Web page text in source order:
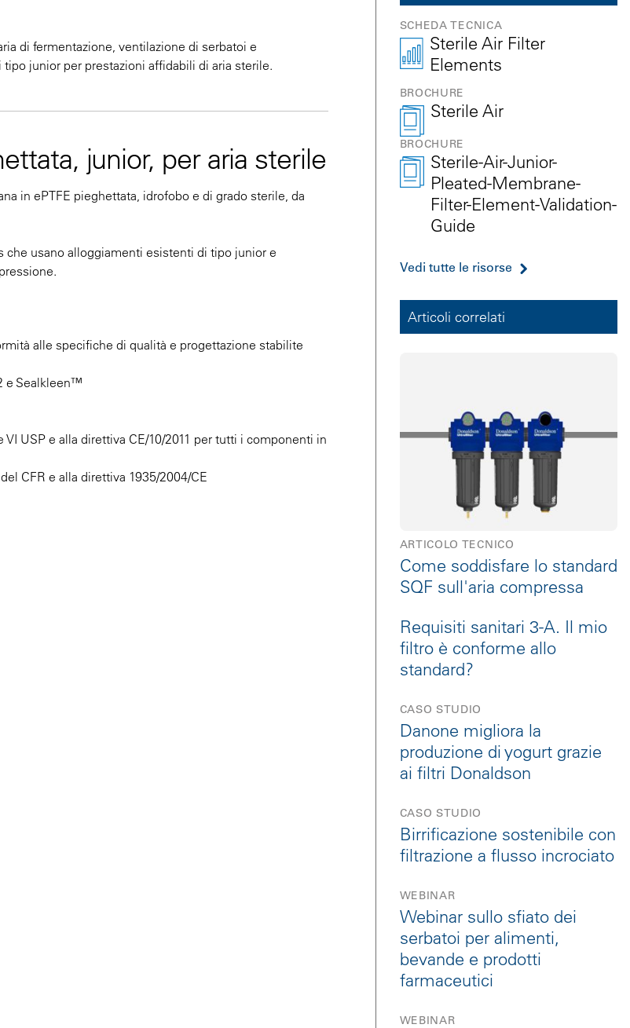
di fermentazione, ventilazione di serbatoi e
junior per prestazioni affidabili di aria sterile.
junior, per aria sterile
in ePTFE pieghettata, idrofobo e di grado sterile, da
usano alloggiamenti esistenti di tipo junior e
alle specifiche di qualità e progettazione stabilite
e Sealkleen™
USP e alla direttiva CE/10/2011 per tutti i componenti in
CFR e alla direttiva 1935/2004/CE
SCHEDA TECNICA
Sterile Air Filter
Elements
BROCHURE
Sterile Air
BROCHURE
Sterile-Air-Junior-
Pleated-Membrane-
Filter-Element-Validation-
Guide
Vedi tutte le risorse
Articoli correlati
ARTICOLO TECNICO
Come soddisfare lo standard
SQF sull'aria compressa
Requisiti sanitari 3-A. Il mio
filtro è conforme allo
standard?
CASO STUDIO
Danone migliora la
produzione di yogurt grazie
ai filtri Donaldson
CASO STUDIO
Birrificazione sostenibile con
filtrazione a flusso incrociato
WEBINAR
Webinar sullo sfiato dei
serbatoi per alimenti,
bevande e prodotti
farmaceutici
WEBINAR